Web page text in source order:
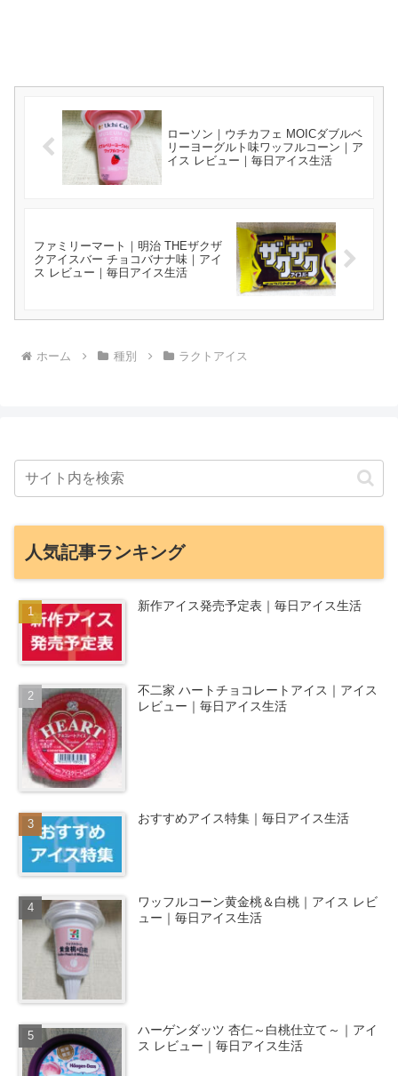
ローソン｜ウチカフェ MOICダブルベ
リーヨーグルト味ワッフルコーン｜ア
イス レビュー｜毎日アイス生活
ファミリーマート｜明治 THEザクザ
クアイスバー チョコバナナ味｜アイ
ス レビュー｜毎日アイス生活
ホーム 種別 ラクトアイス
人気記事ランキング
新作アイス発売予定表｜毎日アイス生活
不二家 ハートチョコレートアイス｜アイス
レビュー｜毎日アイス生活
おすすめアイス特集｜毎日アイス生活
ワッフルコーン黄金桃＆白桃｜アイス レビ
ュー｜毎日アイス生活
ハーゲンダッツ 杏仁～白桃仕立て～｜アイ
ス レビュー｜毎日アイス生活